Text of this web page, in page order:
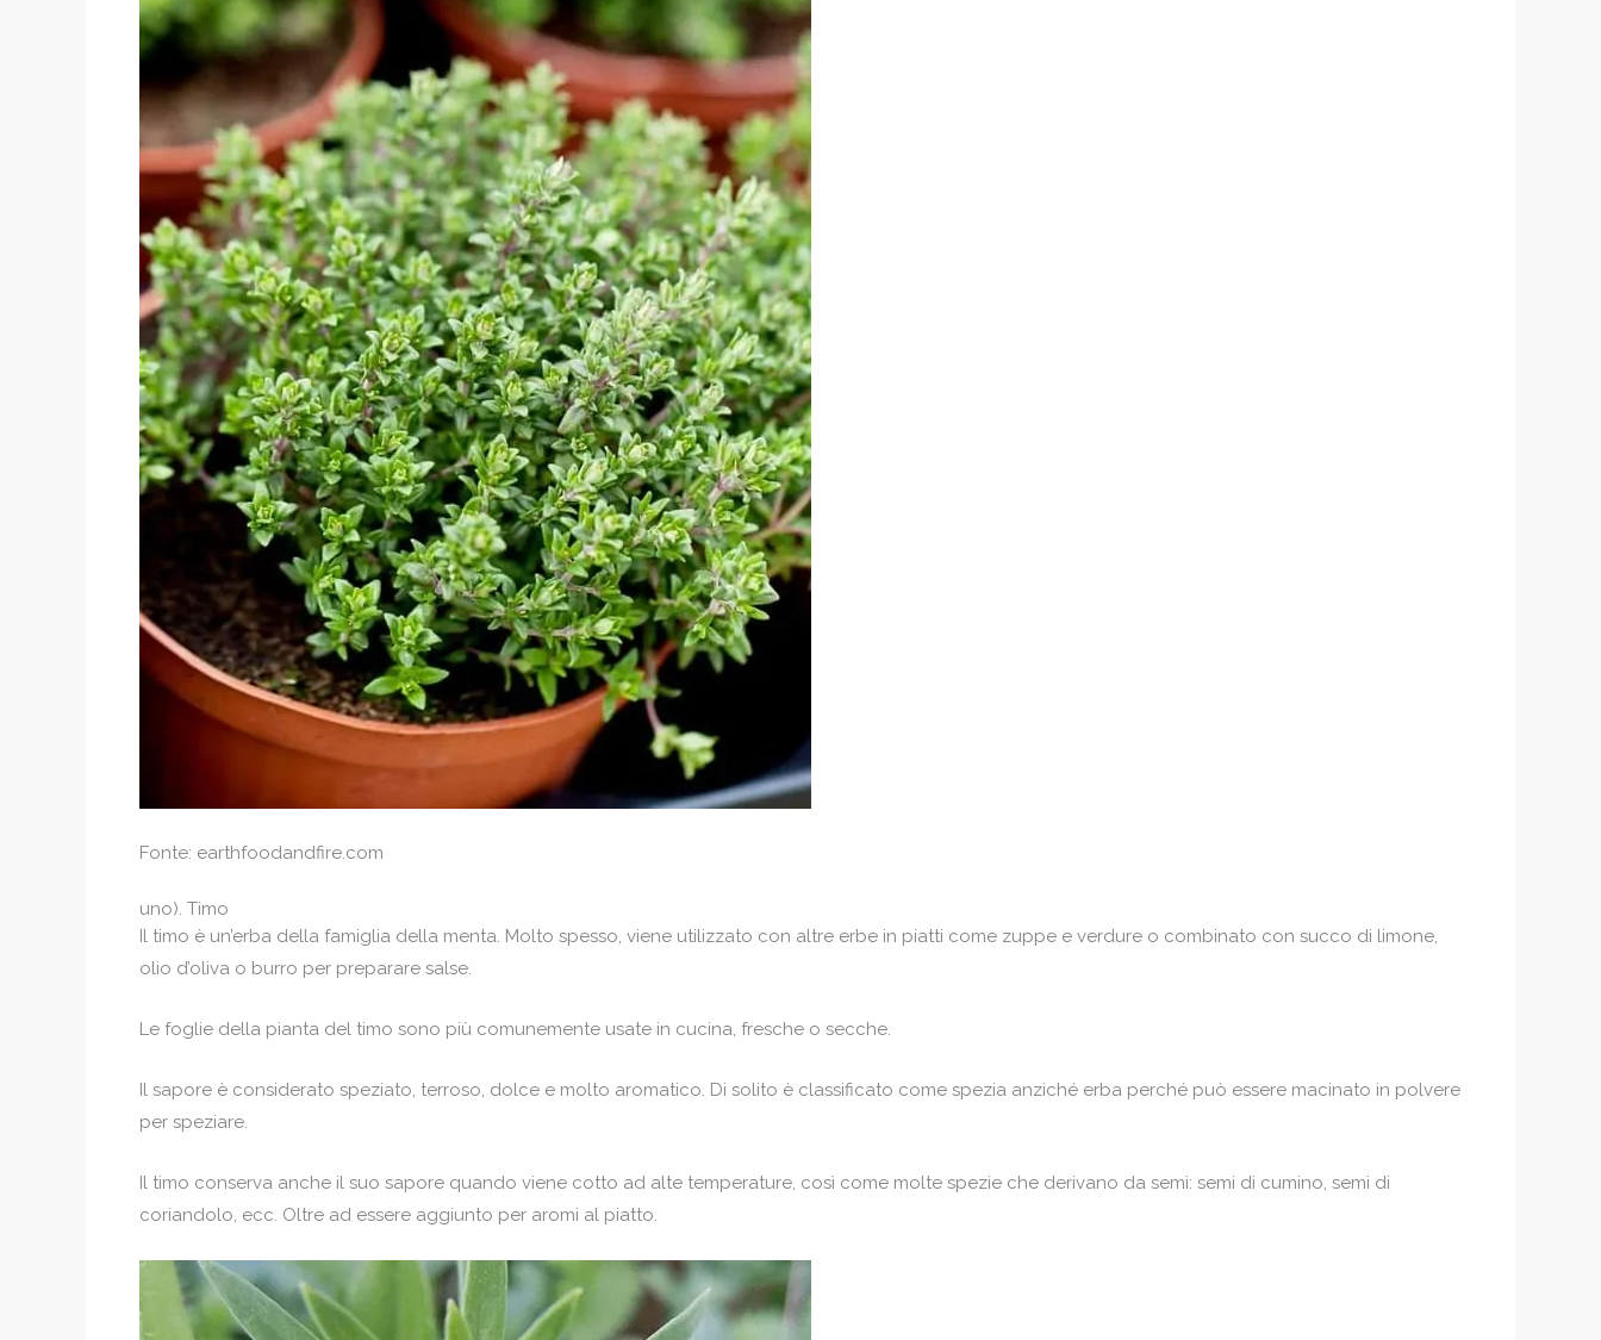
Fonte: earthfoodandfire.com
uno). Timo
Il timo è un’erba della famiglia della menta. Molto spesso, viene utilizzato con altre erbe in piatti come zuppe e verdure o combinato con succo di limone,
olio d’oliva o burro per preparare salse.
Le foglie della pianta del timo sono più comunemente usate in cucina, fresche o secche.
Il sapore è considerato speziato, terroso, dolce e molto aromatico. Di solito è classificato come spezia anziché erba perché può essere macinato in polvere
per speziare.
Il timo conserva anche il suo sapore quando viene cotto ad alte temperature, così come molte spezie che derivano da semi: semi di cumino, semi di
coriandolo, ecc. Oltre ad essere aggiunto per aromi al piatto.